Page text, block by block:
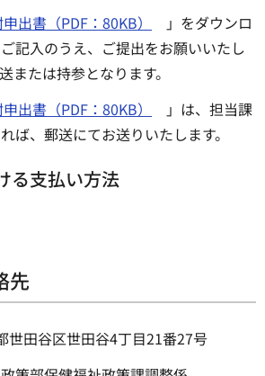
出書（PDF：80KB）
」をダウンロ
記入のうえ、ご提出をお願いいたし
または持参となります。
出書（PDF：80KB）
」は、担当課
ば、郵送にてお送りいたします。
る支払い方法
先
世田谷区世田谷4丁目21番27号